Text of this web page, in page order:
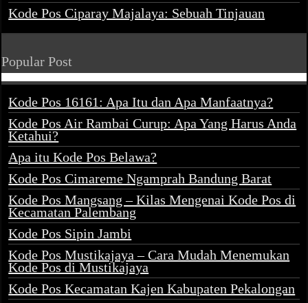
Kode Pos Ciparay Majalaya: Sebuah Tinjauan
Popular Post
Kode Pos 16161: Apa Itu dan Apa Manfaatnya?
Kode Pos Air Rambai Curup: Apa Yang Harus Anda
Ketahui?
Apa itu Kode Pos Belawa?
Kode Pos Cimareme Ngamprah Bandung Barat
Kode Pos Mangsang – Kilas Mengenai Kode Pos di
Kecamatan Palembang
Kode Pos Sipin Jambi
Kode Pos Mustikajaya – Cara Mudah Menemukan
Kode Pos di Mustikajaya
Kode Pos Kecamatan Kajen Kabupaten Pekalongan